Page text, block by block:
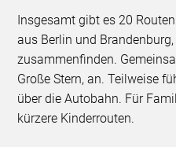
Insgesamt gibt es 20
aus Berlin und
zusammenfinden.
Große Stern, an. Teilweise
über die Autobahn. Für
kürzere Kinderrouten.